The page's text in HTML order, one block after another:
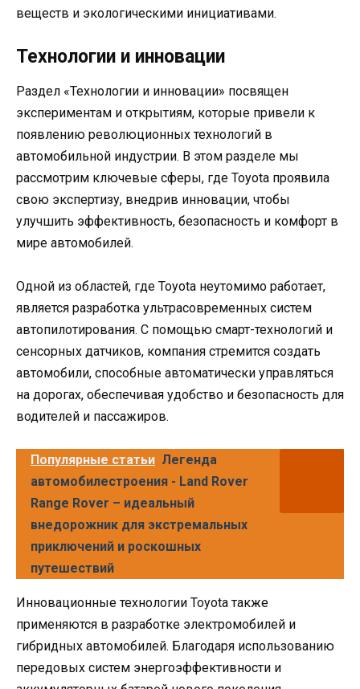
веществ и экологическими инициативами.
Технологии и инновации
Раздел «Технологии и инновации» посвящен
экспериментам и открытиям, которые привели к
появлению революционных технологий в
автомобильной индустрии. В этом разделе мы
рассмотрим ключевые сферы, где Toyota проявила
свою экспертизу, внедрив инновации, чтобы
улучшить эффективность, безопасность и комфорт в
мире автомобилей.
Одной из областей, где Toyota неутомимо работает,
является разработка ультрасовременных систем
автопилотирования. С помощью смарт-технологий и
сенсорных датчиков, компания стремится создать
автомобили, способные автоматически управляться
на дорогах, обеспечивая удобство и безопасность для
водителей и пассажиров.
Популярные статьи Легенда
автомобилестроения - Land Rover
Range Rover – идеальный
внедорожник для экстремальных
приключений и роскошных
путешествий
Инновационные технологии Toyota также
применяются в разработке электромобилей и
гибридных автомобилей. Благодаря использованию
передовых систем энергоэффективности и